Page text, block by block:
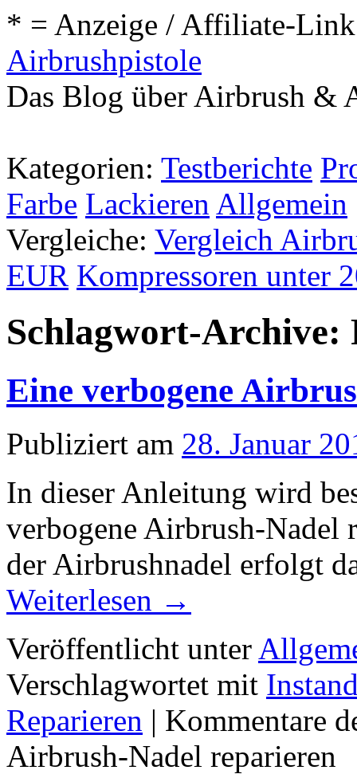
* = Anzeige / Affiliate-Link
Airbrushpistole
Das Blog über Airbrush &
Kategorien: Testberichte
Farbe Lackieren Allgemein
Vergleiche: Vergleich
EUR Kompressoren unter
Schlagwort-Archive:
Eine verbogene
Publiziert am 28. Januar
In dieser Anleitung wird
verbogene Airbrush-Nadel
der Airbrushnadel erfolgt
Weiterlesen →
Veröffentlicht unter
Verschlagwortet mit
Reparieren | Kommentare
Airbrush-Nadel reparieren